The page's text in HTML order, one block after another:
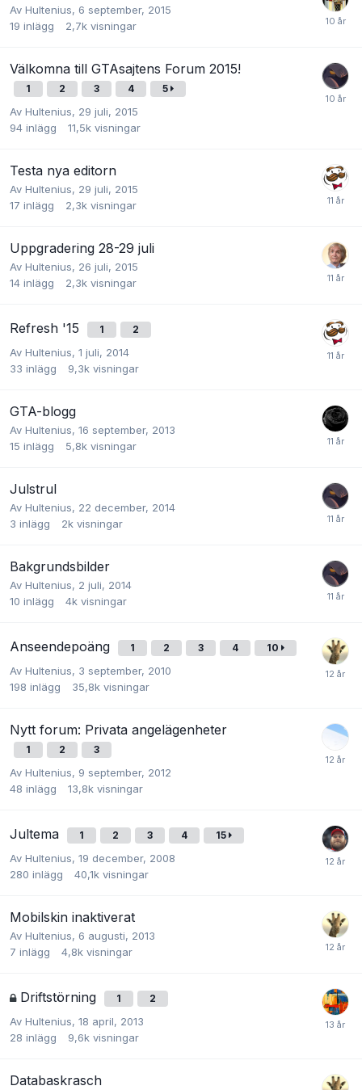
Av Hultenius, 6 september, 2015
19 inlägg 2,7k visningar
Välkomna till GTAsajtens Forum 2015!
1 2 3 4 5
Av Hultenius, 29 juli, 2015
94 inlägg 11,5k visningar
Testa nya editorn
Av Hultenius, 29 juli, 2015
17 inlägg 2,3k visningar
Uppgradering 28-29 juli
Av Hultenius, 26 juli, 2015
14 inlägg 2,3k visningar
Refresh '15 1 2
Av Hultenius, 1 juli, 2014
33 inlägg 9,3k visningar
GTA-blogg
Av Hultenius, 16 september, 2013
15 inlägg 5,8k visningar
Julstrul
Av Hultenius, 22 december, 2014
3 inlägg 2k visningar
Bakgrundsbilder
Av Hultenius, 2 juli, 2014
10 inlägg 4k visningar
Anseendepoäng 1 2 3 4 10
Av Hultenius, 3 september, 2010
198 inlägg 35,8k visningar
Nytt forum: Privata angelägenheter
1 2 3
Av Hultenius, 9 september, 2012
48 inlägg 13,8k visningar
Jultema 1 2 3 4 15
Av Hultenius, 19 december, 2008
280 inlägg 40,1k visningar
Mobilskin inaktiverat
Av Hultenius, 6 augusti, 2013
7 inlägg 4,8k visningar
Driftstörning 1 2
Av Hultenius, 18 april, 2013
28 inlägg 9,6k visningar
Databaskrasch